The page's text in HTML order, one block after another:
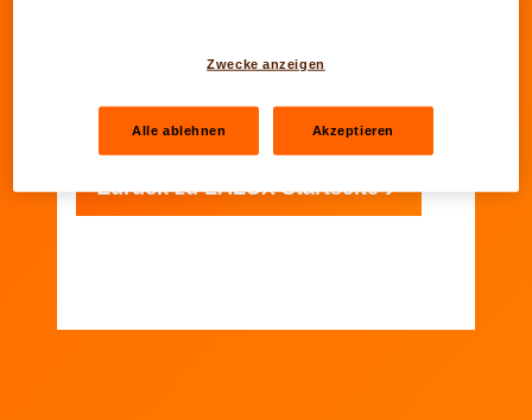
Ihre Antwort wurde registriert
Zurück zu LALUX Startseite
Zwecke anzeigen
Alle ablehnen Akzeptieren